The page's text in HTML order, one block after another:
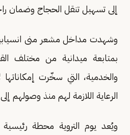
إلى تسهيل تنقل الحجاج وضمان
وشهدت مداخل مشعر منى
بمتابعة ميدانية من مختلف
والخدمية، التي سخّرت
الرعاية اللازمة لهم منذ وصولهم
ويُعد يوم التروية محطة